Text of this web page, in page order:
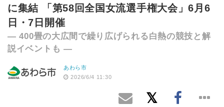
に集結 「第58回全国女流選手権大会」6月6
日・7日開催
― 400畳の大広間で繰り広げられる白熱の競技と解
説イベントも ―
あわら市
2026/6/4 11:30